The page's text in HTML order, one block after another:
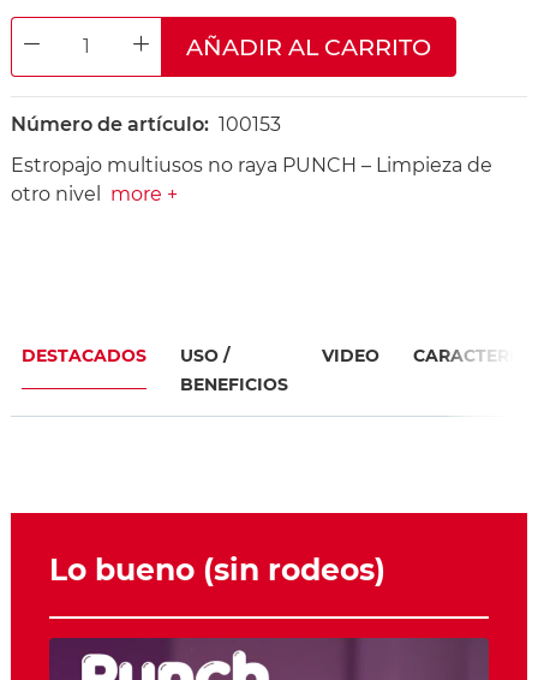
DECREASE QUANTITYINCREASE QUANTITY
AÑADIR AL CARRITO
Número de artículo: 100153
Estropajo multiusos no raya PUNCH – Limpieza de
otro nivel
more +
DESTACADOS
USO /
BENEFICIOS
VIDEO
Lo bueno (sin rodeos)